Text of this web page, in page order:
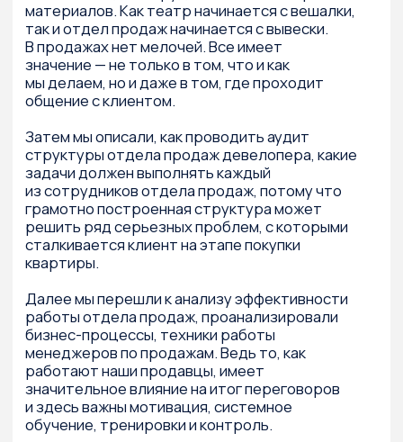
Приемы и фишки, впервые использованные
там, потом успешно применялись в городах-
миллионниках. Глобально — о том, что
маркетинг может все или почти все.
Почему мы решили издать эту книгу
Лучше всего об этом сказал один из гуру
маркетинга Николас Коро:
Книги, стоящие на полке деловой литературы,
бывают умными и глупыми, скучными
и яркими, интригующими и предсказуемыми.
на русском языке и о русском опыте
отличается не просто искренностью, а почти
исповедальностью, что заставляет верить,
сопереживать и к последним страницам
становиться уже не только читателем,
а партнером, членом команды
Для кого эта книга
Для маркетологов любого ранга, сферы
деятельности и — главное — места
проживания
От автора